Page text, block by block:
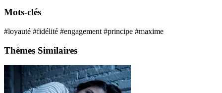
Mots-clés
#loyauté #fidélité #engagement #principe #maxime
Thèmes Similaires